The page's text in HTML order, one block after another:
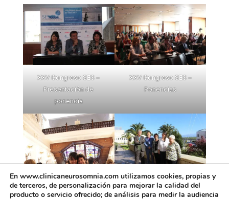
XXV Congreso SES –
Presentación de
ponencia
XXV Congreso SES –
Ponencias
XXV Congreso SES –
En www.clinicaneurosomnia.com utilizamos cookies, propias y
de terceros, de personalización para mejorar la calidad del
producto o servicio ofrecido; de análisis para medir la audiencia